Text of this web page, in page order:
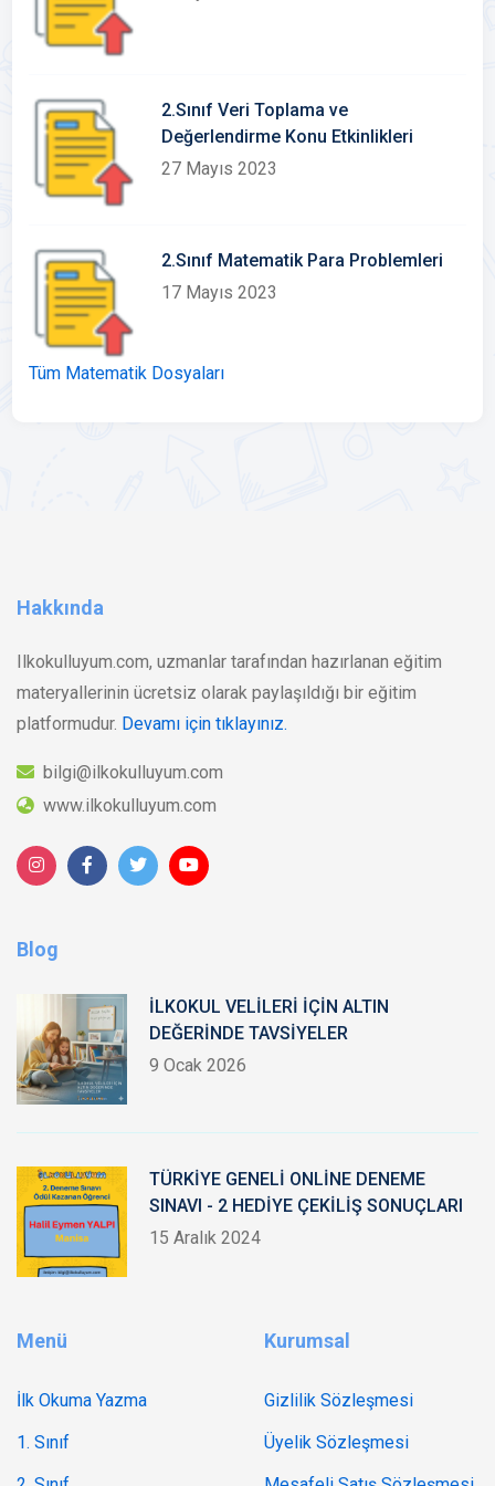
2.Sınıf Veri Toplama ve
Değerlendirme Konu Etkinlikleri
27 Mayıs 2023
2.Sınıf Matematik Para Problemleri
17 Mayıs 2023
Tüm Matematik Dosyaları
Hakkında
Ilkokulluyum.com, uzmanlar tarafından hazırlanan eğitim
materyallerinin ücretsiz olarak paylaşıldığı bir eğitim
platformudur. Devamı için tıklayınız.
bilgi@ilkokulluyum.com
www.ilkokulluyum.com
Blog
İLKOKUL VELİLERİ İÇİN ALTIN
DEĞERİNDE TAVSİYELER
9 Ocak 2026
TÜRKİYE GENELİ ONLİNE DENEME
SINAVI - 2 HEDİYE ÇEKİLİŞ SONUÇLARI
15 Aralık 2024
Menü
İlk Okuma Yazma
1. Sınıf
Kurumsal
Gizlilik Sözleşmesi
Üyelik Sözleşmesi